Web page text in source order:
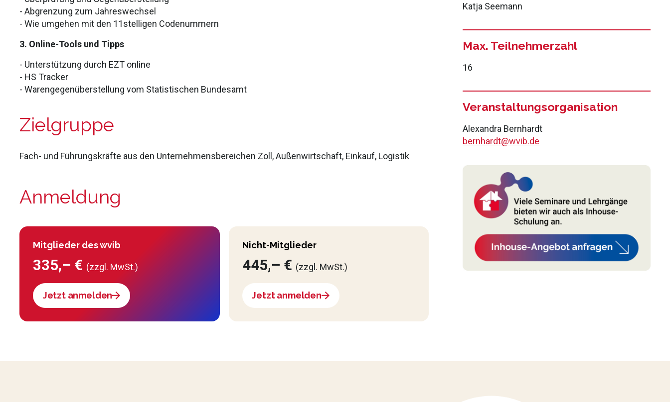
- Abgrenzung zum Jahreswechsel
- Wie umgehen mit den 11stelligen Codenummern
3. Online-Tools und Tipps
- Unterstützung durch EZT online
- HS Tracker
- Warengegenüberstellung vom Statistischen Bundesamt
Zielgruppe
Fach- und Führungskräfte aus den Unternehmensbereichen Zoll, Außenwirtschaft, Einkauf, Logistik
Anmeldung
Mitglieder des wvib
335,– € (zzgl. MwSt.)
Jetzt anmelden
Nicht-Mitglieder
445,– € (zzgl. MwSt.)
Jetzt anmelden
Katja Seemann
Max. Teilnehmerzahl
16
Veranstaltungsorganisation
Alexandra Bernhardt
bernhardt@wvib.de